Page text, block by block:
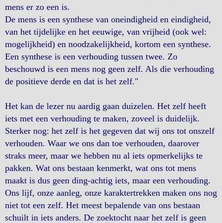
mens er zo een is.
De mens is een synthese van oneindigheid en eindigheid,
van het tijdelijke en het eeuwige, van vrijheid (ook wel:
mogelijkheid) en noodzakelijkheid, kortom een synthese.
Een synthese is een verhouding tussen twee. Zo
beschouwd is een mens nog geen zelf. Als die verhouding
de positieve derde en dat is het zelf."
Het kan de lezer nu aardig gaan duizelen. Het zelf heeft
iets met een verhouding te maken, zoveel is duidelijk.
Sterker nog: het zelf is het gegeven dat wij ons tot onszelf
verhouden. Waar we ons dan toe verhouden, daarover
straks meer, maar we hebben nu al iets opmerkelijks te
pakken. Wat ons bestaan kenmerkt, wat ons tot mens
maakt is dus geen ding-achtig iets, maar een verhouding.
Ons lijf, onze aanleg, onze karaktertrekken maken ons nog
niet tot een zelf. Het meest bepalende van ons bestaan
schuilt in iets anders. De zoektocht naar het zelf is geen